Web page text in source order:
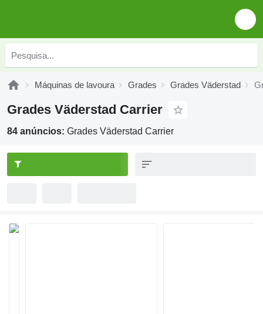
Máquinas de lavoura Grades Grades Väderstad
Grades Väderstad Carrier
84 anúncios: Grades Väderstad Carrier